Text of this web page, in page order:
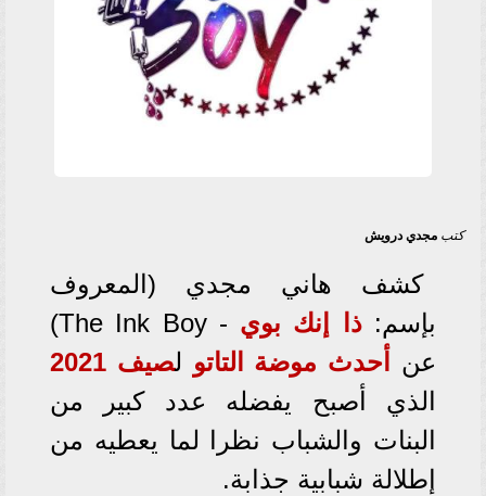
كتب مجدي درويش
كشف هاني مجدي (المعروف
بإسم:ذا إنك بوي
- The Ink Boy)
عن
أحدث موضة التاتو لصيف 2021
الذي أصبح يفضله عدد كبير من
البنات والشباب نظرا لما يعطيه من
إطلالة شبابية جذابة.